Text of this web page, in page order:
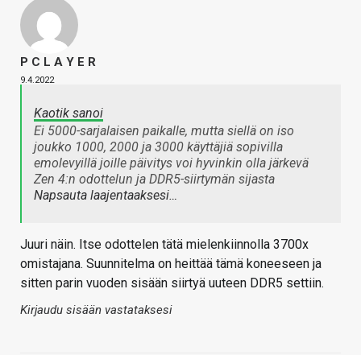
P C L A Y E R
9.4.2022
Kaotik sanoi
Ei 5000-sarjalaisen paikalle, mutta siellä on iso
joukko 1000, 2000 ja 3000 käyttäjiä sopivilla
emolevyillä joille päivitys voi hyvinkin olla järkevä
Zen 4:n odottelun ja DDR5-siirtymän sijasta
Napsauta laajentaaksesi…
Juuri näin. Itse odottelen tätä mielenkiinnolla 3700x
omistajana. Suunnitelma on heittää tämä koneeseen ja
sitten parin vuoden sisään siirtyä uuteen DDR5 settiin.
Kirjaudu sisään vastataksesi